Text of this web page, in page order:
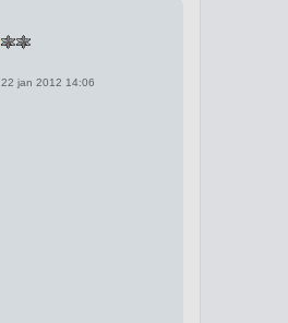
22 jan 2012 14:06